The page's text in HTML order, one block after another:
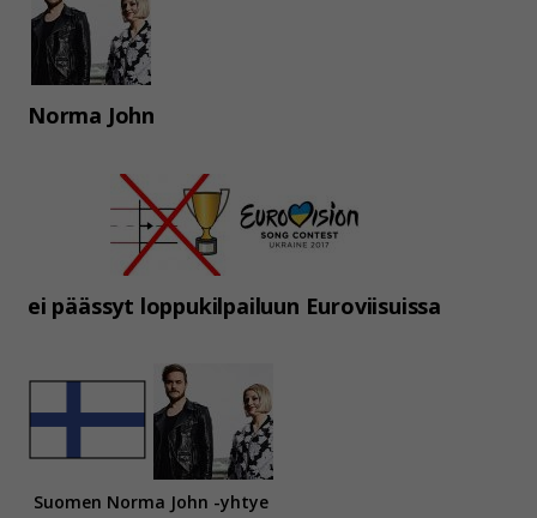
Norma John
ei päässyt loppukilpailuun Euroviisuissa
Suomen Norma John -yhtye